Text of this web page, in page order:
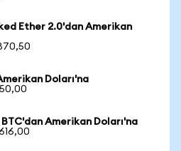
Ether 2.0'dan Amerikan
Doları'na
Amerikan Doları'na